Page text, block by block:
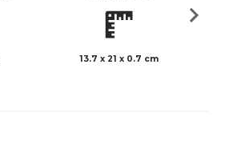
13.7 x 21 x 0.7 cm